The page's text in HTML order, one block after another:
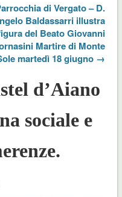
di Vergato – D.
Baldassarri illustra
del Beato Giovanni
Martire di Monte
martedì 18 giugno →
d’Aiano
sociale e